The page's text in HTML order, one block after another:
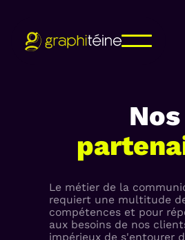
Nos
Le métier de la
requiert une multitude
compétences et pour
aux besoins de nos
impérieux de s'entourer